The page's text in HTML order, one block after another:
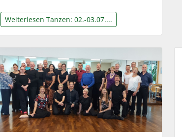
Weiterlesen Tanzen: 02.-03.07....